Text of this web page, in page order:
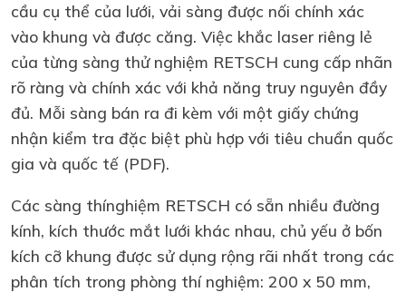
cầu cụ thể của lưới, vải sàng được nối chính xác
vào khung và được căng. Việc khắc laser riêng lẻ
của từng sàng thử nghiệm RETSCH cung cấp nhãn
rõ ràng và chính xác với khả năng truy nguyên đầy
đủ. Mỗi sàng bán ra đi kèm với một giấy chứng
nhận kiểm tra đặc biệt phù hợp với tiêu chuẩn quốc
gia và quốc tế (PDF).
Các sàng thínghiệm RETSCH có sẵn nhiều đường
kính, kích thước mắt lưới khác nhau, chủ yếu ở bốn
kích cỡ khung được sử dụng rộng rãi nhất trong các
phân tích trong phòng thí nghiệm: 200 x 50 mm,